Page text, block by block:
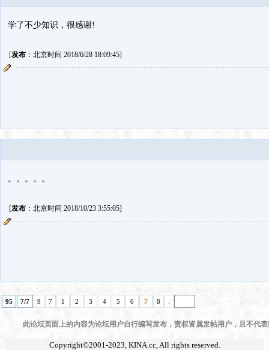
学了不少知识，很感谢!
[发布：北京时间 2018/6/28 18:09:45]
。。。。。
[发布：北京时间 2018/10/23 3:55:05]
95 7/7 9 7 1 2 3 4 5 6 7 8 :
此论坛页面上的内容为论坛用户自行编写发布，责权皆属发帖用户，且不代
Copyright©2001-2023, KINA.cc, All rights reserved.